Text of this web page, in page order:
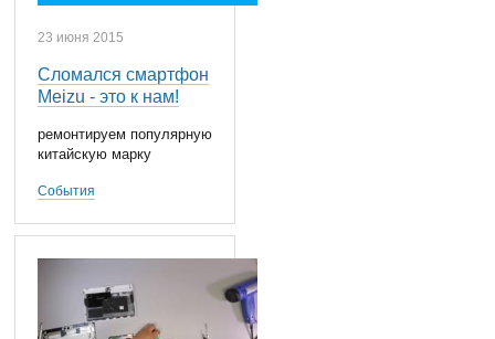
23 июня 2015
Сломался смартфон
Meizu - это к нам!
ремонтируем популярную
китайскую марку
События